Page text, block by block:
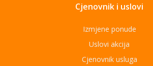
Cjenovnik i uslovi
Izmjene ponude
Uslovi akcija
Cjenovnik usluga